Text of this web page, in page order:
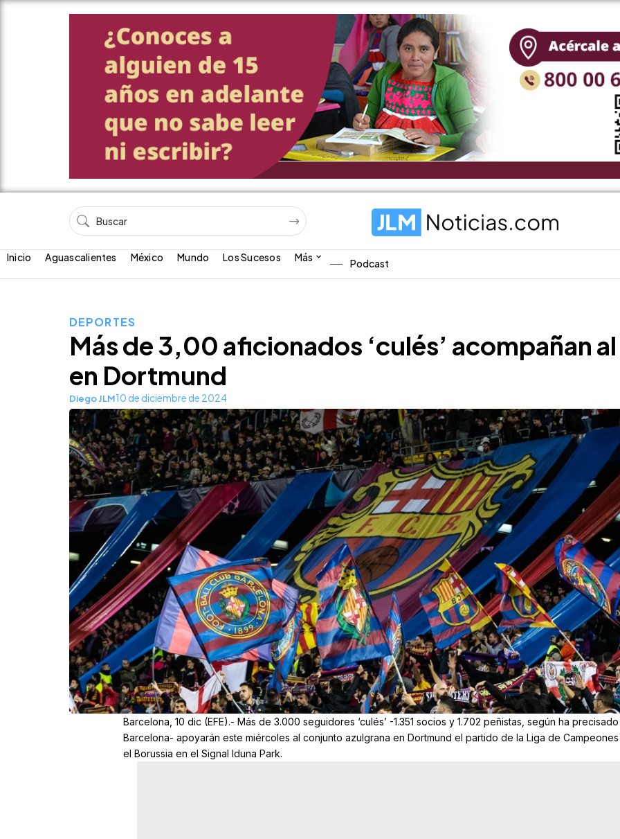
Inicio Aguascalientes México Mundo Los Sucesos Más Podcast
DEPORTES
Más de 3,00 aficionados ‘culés’ acompañan
en Dortmund
Diego JLM10 de diciembre de 2024
Barcelona, 10 dic (EFE).- Más de 3.000 seguidores ‘culés’ -1.351 socios y 1.702 peñistas, según ha
Barcelona- apoyarán este miércoles al conjunto azulgrana en Dortmund el partido de la Liga de
el Borussia en el Signal Iduna Park.